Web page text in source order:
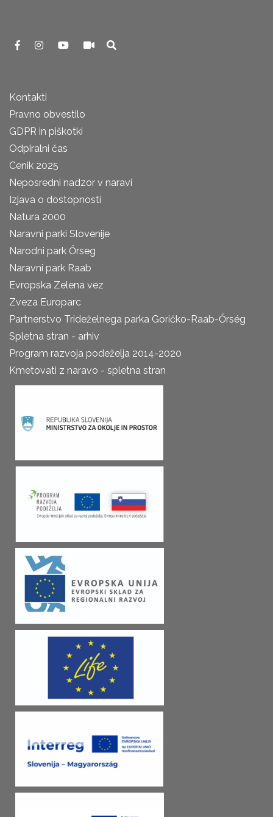
Kontakti
Pravno obvestilo
GDPR in piškotki
Odpiralni čas
Cenik 2025
Neposredni nadzor v naravi
Izjava o dostopnosti
Natura 2000
Naravni parki Slovenije
Narodni park Őrseg
Naravni park Raab
Evropska Zelena vez
Zveza Europarc
Partnerstvo Trideželnega parka Goričko-Raab-Őrség
Spletna stran - arhiv
Program razvoja podeželja 2014-2020
Kmetovati z naravo - spletna stran